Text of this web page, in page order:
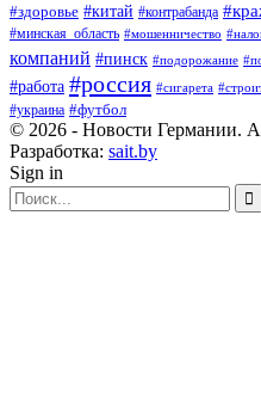
#здоровье #китай #контрабанда
#минская_область #мошенничество
компаний #пинск #подорожание
#работа #россия #сигарета
#украина #футбол
© 2026 - Новости Германии.
Разработка: sait.by
Sign in